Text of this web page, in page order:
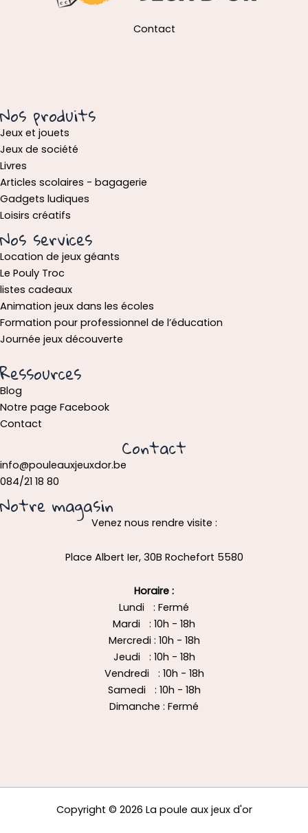
Contact
Nos produits
Jeux et jouets
Jeux de société
Livres
Articles scolaires - bagagerie
Gadgets ludiques
Loisirs créatifs
Nos services
Location de jeux géants
Le Pouly Troc
listes cadeaux
Animation jeux dans les écoles
Formation pour professionnel de l’éducation
Journée jeux découverte
Ressources
Blog
Notre page Facebook
Contact
Contact
info@pouleauxjeuxdor.be
084/21 18 80
Notre magasin
Venez nous rendre visite :
Place Albert Ier, 30B Rochefort 5580
Horaire :
Lundi : Fermé
Mardi : 10h - 18h
Mercredi : 10h - 18h
Jeudi : 10h - 18h
Vendredi : 10h - 18h
Samedi : 10h - 18h
Dimanche : Fermé
Copyright © 2026 La poule aux jeux d'or